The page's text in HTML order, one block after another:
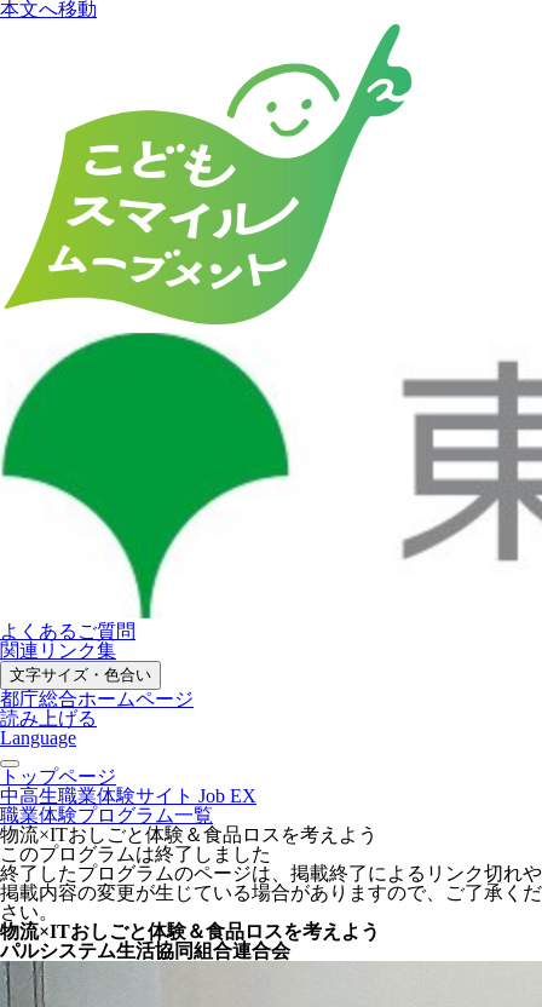
本文へ移動
よくあるご質問
関連リンク集
文字サイズ・色合い
都庁総合ホームページ
読み上げる
Language
トップページ
中高生職業体験サイト Job EX
職業体験プログラム一覧
物流×ITおしごと体験＆食品ロスを考えよう
このプログラムは終了しました
終了したプログラムのページは、掲載終了によるリンク切れや
掲載内容の変更が生じている場合がありますので、ご了承くだ
さい。
物流×ITおしごと体験＆食品ロスを考えよう
パルシステム生活協同組合連合会